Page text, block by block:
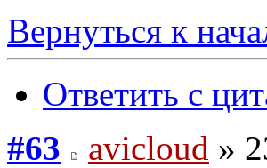
Вернуться к
Ответить с
#63
avicloud »